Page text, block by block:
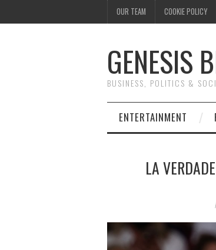
OUR TEAM COOKIE POLICY
GENESIS
BUSINESS, POLITICS &
ENTERTAINMENT
LA